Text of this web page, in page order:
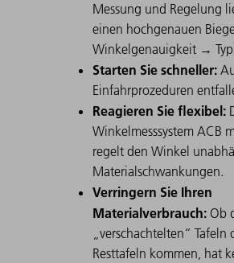
Messung und Regelung
einen hochgenauen
Winkelgenauigkeit →
Starten Sie schneller:
Einfahrprozeduren
Reagieren Sie flexibel:
Winkelmesssystem ACB
regelt den Winkel
Materialschwankungen.
Verringern Sie Ihren
Materialverbrauch:Ob
„verschachtelten“ Tafeln
Resttafeln kommen, hat